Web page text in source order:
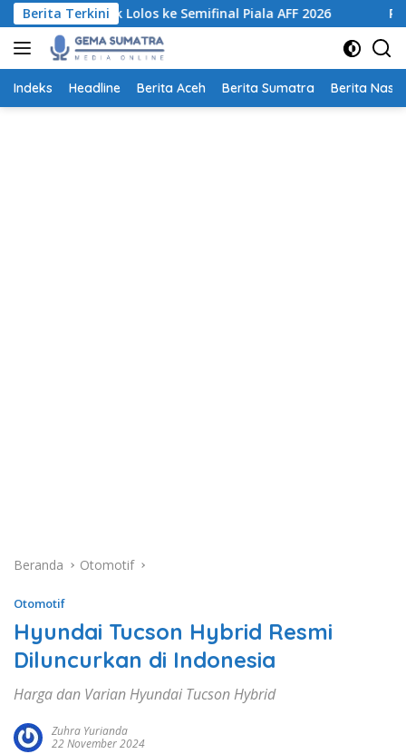
Langsung
ke
konten
Berita Terkini
Lolos ke Semifinal Piala AFF 2026 Pemprov
Indeks Headline Berita Aceh Berita Sumatra Berita
Beranda Otomotif
Otomotif
Hyundai Tucson Hybrid Resmi
Diluncurkan di Indonesia
Harga dan Varian Hyundai Tucson Hybrid
Zuhra Yurianda
22 November 2024